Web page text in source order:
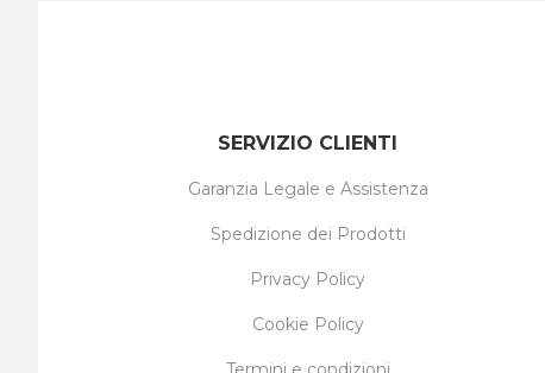
SERVIZIO CLIENTI
Garanzia Legale e Assistenza
Spedizione dei Prodotti
Privacy Policy
Cookie Policy